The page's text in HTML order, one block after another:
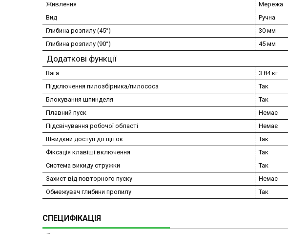
Живлення
Мережа
Вид
Ручна
Глибина розпилу (45°)
30 мм
Глибина розпилу (90°)
45 мм
Додаткові функції
Вага
3.84 кг
Підключення пилозбірника/пилососа
Так
Блокування шпинделя
Так
Плавний пуск
Немає
Підсвічування робочої області
Немає
Швидкий доступ до щіток
Так
Фіксація клавіші включення
Так
Система викиду стружки
Так
Захист від повторного пуску
Немає
Обмежувач глибини пропилу
Так
СПЕЦИФІКАЦІЯ